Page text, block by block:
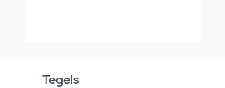
Tegels